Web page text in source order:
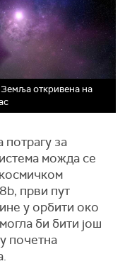
откривена на
потрагу за
можда се
први пут
у орбити око
би бити још
почетна